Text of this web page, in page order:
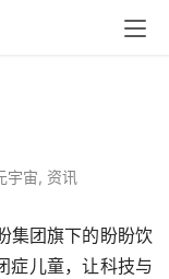
宇宙, 资讯
集团旗下的盼盼饮
症儿童，让科技与